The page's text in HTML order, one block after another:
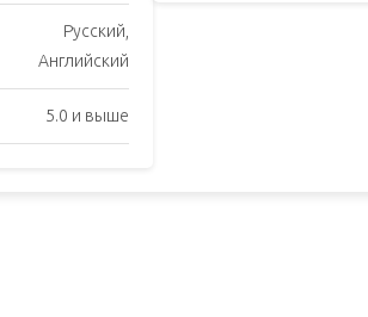
Русский,
Английский
5.0 и выше